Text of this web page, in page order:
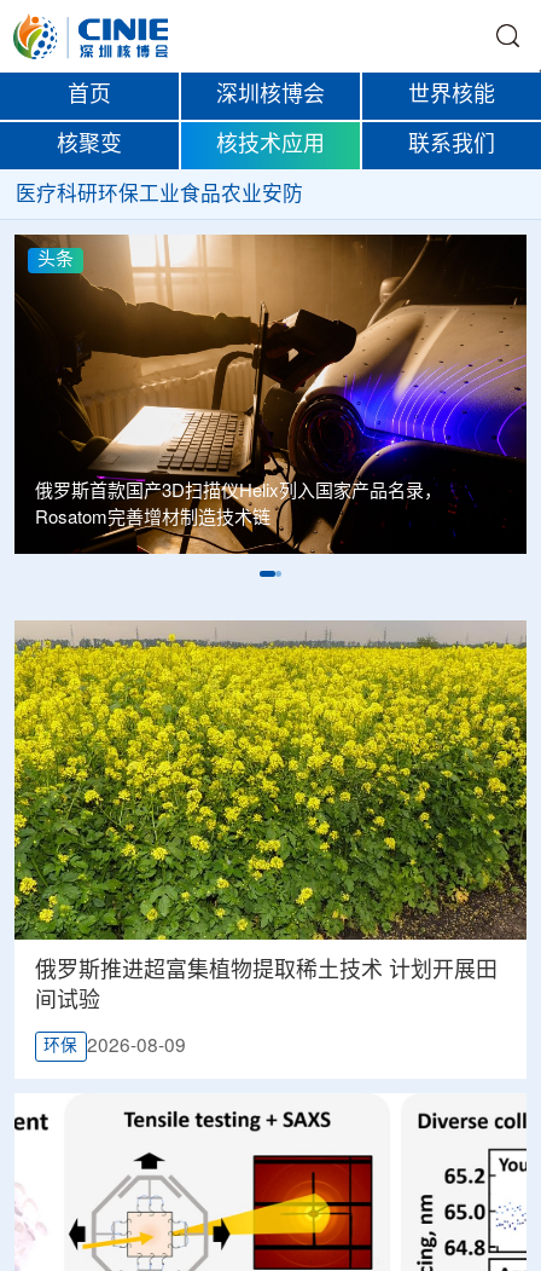
首页 深圳核博会 世界核能
核聚变 核技术应用 联系我们
医疗科研环保工业食品农业安防
头条
俄罗斯首款国产3D扫描仪Helix列入国家产品名录，
Rosatom完善增材制造技术链
俄罗斯推进超富集植物提取稀土技术 计划开展田
间试验
环保 2026-08-09